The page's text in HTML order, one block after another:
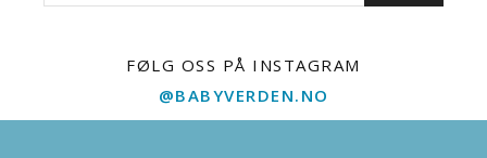
FØLG OSS PÅ INSTAGRAM
@BABYVERDEN.NO